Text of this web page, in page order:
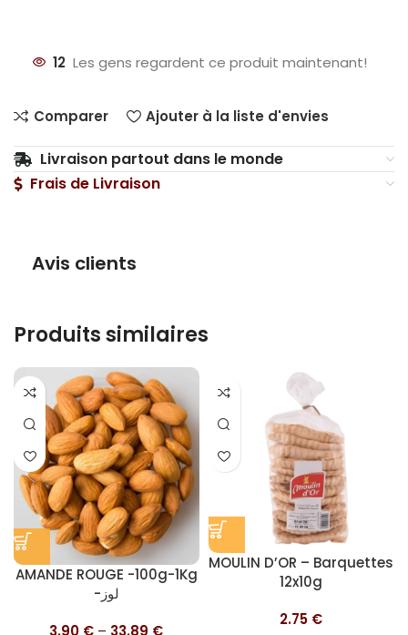
12 Les gens regardent ce produit maintenant!
Comparer Ajouter à la liste d'envies
Livraison partout dans le monde
Frais de Livraison
Avis clients
Produits similaires
AMANDE ROUGE -100g-1Kg
-لوز
3.90 € – 33.89 €
MOULIN D’OR – Barquettes
12x10g
2.75 €